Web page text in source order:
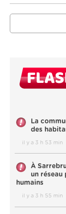
La
des
il y a 3 h 53 min
À
un réseau
humains
il y a 3 h 55 min